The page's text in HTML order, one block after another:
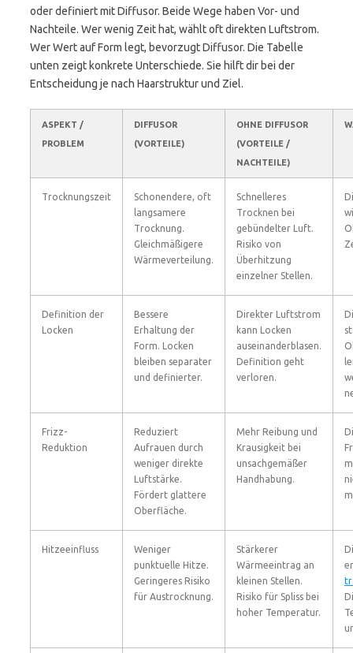
oder definiert mit Diffusor. Beide Wege haben Vor- und
Nachteile. Wer wenig Zeit hat, wählt oft direkten Luftstrom.
Wer Wert auf Form legt, bevorzugt Diffusor. Die Tabelle
unten zeigt konkrete Unterschiede. Sie hilft dir bei der
Entscheidung je nach Haarstruktur und Ziel.
ASPEKT /
PROBLEM
DIFFUSOR
(VORTEILE)
OHNE DIFFUSOR
(VORTEILE /
NACHTEILE)
Trocknungszeit
Schonendere, oft
langsamere
Trocknung.
Gleichmäßigere
Wärmeverteilung.
Schnelleres
Trocknen bei
gebündelter Luft.
Risiko von
Überhitzung
einzelner Stellen.
Definition der
Locken
Bessere
Erhaltung der
Form. Locken
bleiben separater
und definierter.
Direkter Luftstrom
kann Locken
auseinanderblasen.
Definition geht
verloren.
Frizz-
Reduktion
Reduziert
Aufrauen durch
weniger direkte
Luftstärke.
Fördert glattere
Oberfläche.
Mehr Reibung und
Krausigkeit bei
unsachgemäßer
Handhabung.
Hitzeeinfluss
Weniger
punktuelle Hitze.
Geringeres Risiko
für Austrocknung.
Stärkerer
Wärmeeintrag an
kleinen Stellen.
Risiko für Spliss bei
hoher Temperatur.